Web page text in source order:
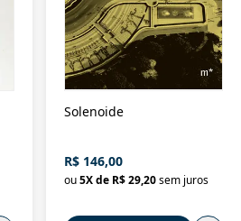
Solenoide
R$ 146,00
ou 5X de R$ 29,20 sem juros